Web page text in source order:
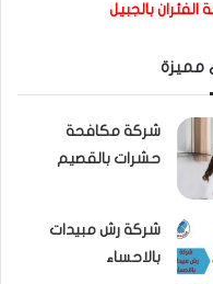
بالجبيل
مميزة
شركة مكافحة
حشرات بالقصيم
شركة رش مبيدات
بالاحساء